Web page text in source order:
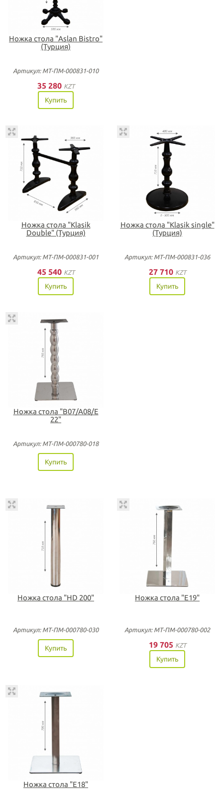
Ножка стола "Aslan Bistro"
(Турция)
Артикул: МТ-ПМ-000831-010
35 280 KZT
Купить
Ножка стола "Klasik
Double" (Турция)
Артикул: МТ-ПМ-000831-001
45 540 KZT
Купить
Ножка стола "Klasik single"
(Турция)
Артикул: МТ-ПМ-000831-036
27 710 KZT
Купить
Ножка стола "B07/A08/Е
22"
Артикул: МТ-ПМ-000780-018
Купить
Ножка стола "HD 200"
Артикул: МТ-ПМ-000780-030
Купить
Ножка стола "Е19"
Артикул: МТ-ПМ-000780-002
19 705 KZT
Купить
Ножка стола "Е18"